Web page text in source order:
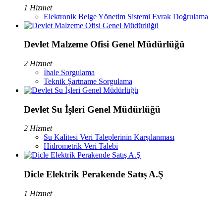
1 Hizmet
Elektronik Belge Yönetim Sistemi Evrak Doğrulama
Devlet Malzeme Ofisi Genel Müdürlüğü
2 Hizmet
İhale Sorgulama
Teknik Şartname Sorgulama
Devlet Su İşleri Genel Müdürlüğü
2 Hizmet
Su Kalitesi Veri Taleplerinin Karşılanması
Hidrometrik Veri Talebi
Dicle Elektrik Perakende Satış A.Ş
1 Hizmet